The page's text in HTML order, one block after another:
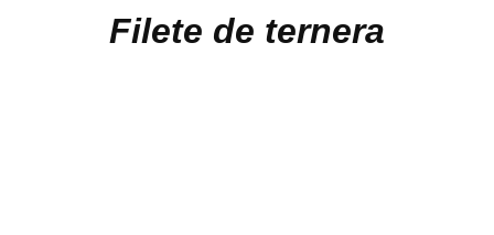
Filete de ternera